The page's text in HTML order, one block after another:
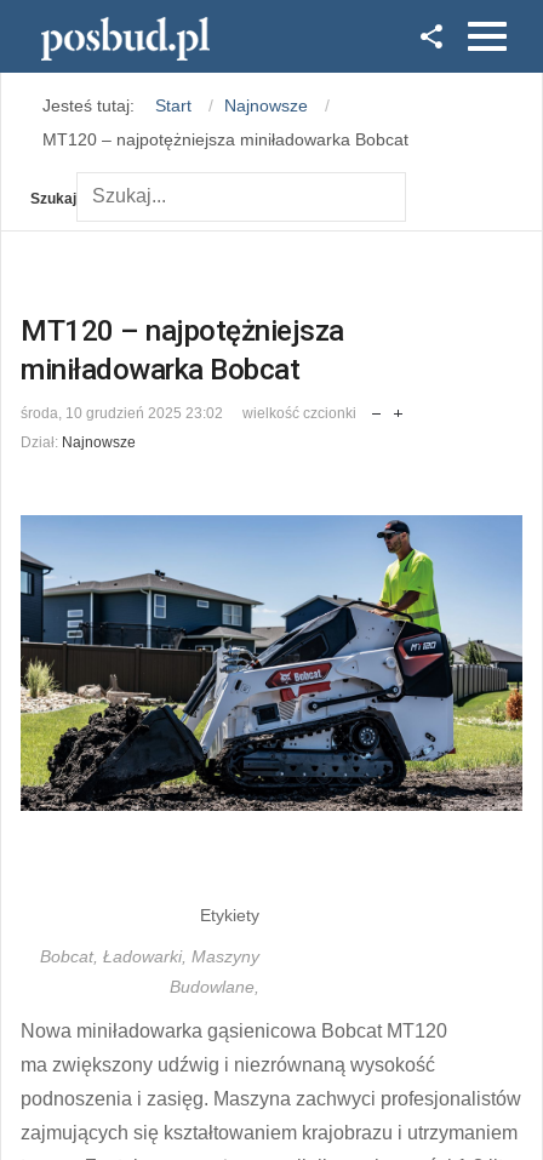
Instagram
Jesteś tutaj: Start
Najnowsze
MT120 – najpotężniejsza miniładowarka Bobcat
Szukaj
MT120 – najpotężniejsza
miniładowarka Bobcat
środa, 10 grudzień 2025 23:02
wielkość czcionki
Dział: Najnowsze
Etykiety
Bobcat, Ładowarki, Maszyny
Budowlane,
Nowa miniładowarka gąsienicowa Bobcat MT120
ma zwiększony udźwig i niezrównaną wysokość
podnoszenia i zasięg. Maszyna zachwyci profesjonalistów
zajmujących się kształtowaniem krajobrazu i utrzymaniem